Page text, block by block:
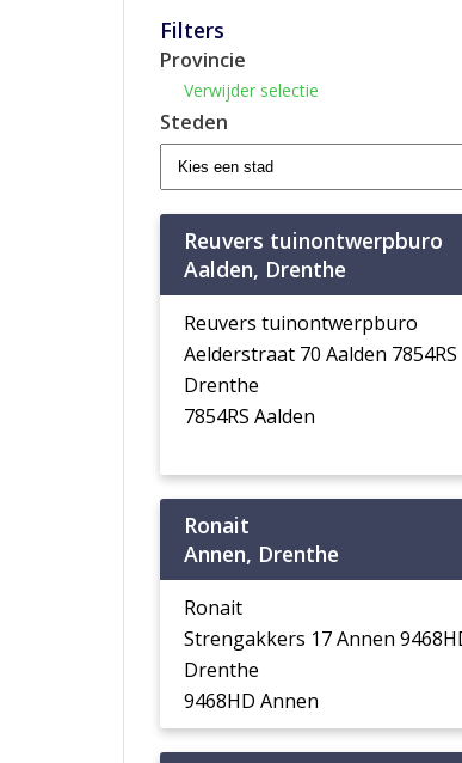
Filters
Provincie
Verwijder selectie
Steden
Reuvers tuinontwerpburo
Aalden, Drenthe
Reuvers tuinontwerpburo
Aelderstraat 70 Aalden 7854RS
Drenthe
7854RS Aalden
Ronait
Annen, Drenthe
Ronait
Strengakkers 17 Annen
Drenthe
9468HD Annen